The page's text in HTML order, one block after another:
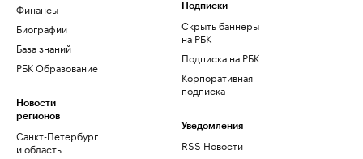
Финансы
Биографии
База знаний
РБК Образование
Новости
регионов
Санкт-Петербург
и область
Подписки
Скрыть баннеры
на РБК
Подписка на РБК
Корпоративная
подписка
Уведомления
RSS Новости